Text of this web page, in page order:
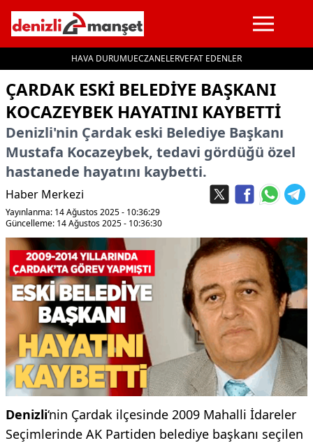
HAVA DURUMUECZANELERVEFAT EDENLER
ÇARDAK ESKI BELEDIYE BAŞKANI
KOCAZEYBEK HAYATINI KAYBETTI
Denizli'nin Çardak eski Belediye Başkanı
Mustafa Kocazeybek, tedavi gördüğü özel
hastanede hayatını kaybetti.
Haber Merkezi
Yayınlanma: 14 Ağustos 2025 - 10:36:29
Güncelleme: 14 Ağustos 2025 - 10:36:30
Denizli‘nin Çardak ilçesinde 2009 Mahalli İdareler
Seçimlerinde AK Partiden belediye başkanı seçilen